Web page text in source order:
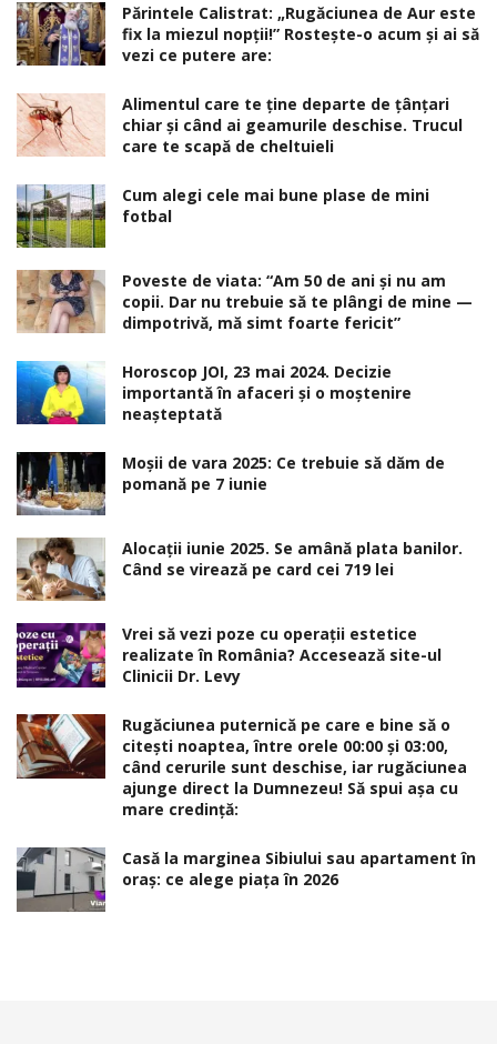
Părintele Calistrat: „Rugăciunea de Aur este
fix la miezul nopţii!” Rosteşte-o acum şi ai să
vezi ce putere are:
Alimentul care te ține departe de țânțari
chiar și când ai geamurile deschise. Trucul
care te scapă de cheltuieli
Cum alegi cele mai bune plase de mini
fotbal
Poveste de viata: “Am 50 de ani și nu am
copii. Dar nu trebuie să te plângi de mine —
dimpotrivă, mă simt foarte fericit”
Horoscop JOI, 23 mai 2024. Decizie
importantă în afaceri şi o moştenire
neaşteptată
Moșii de vara 2025: Ce trebuie să dăm de
pomană pe 7 iunie
Alocaţii iunie 2025. Se amână plata banilor.
Când se virează pe card cei 719 lei
Vrei să vezi poze cu operații estetice
realizate în România? Accesează site-ul
Clinicii Dr. Levy
Rugăciunea puternică pe care e bine să o
citești noaptea, între orele 00:00 și 03:00,
când cerurile sunt deschise, iar rugăciunea
ajunge direct la Dumnezeu! Să spui așa cu
mare credință:
Casă la marginea Sibiului sau apartament în
oraș: ce alege piața în 2026